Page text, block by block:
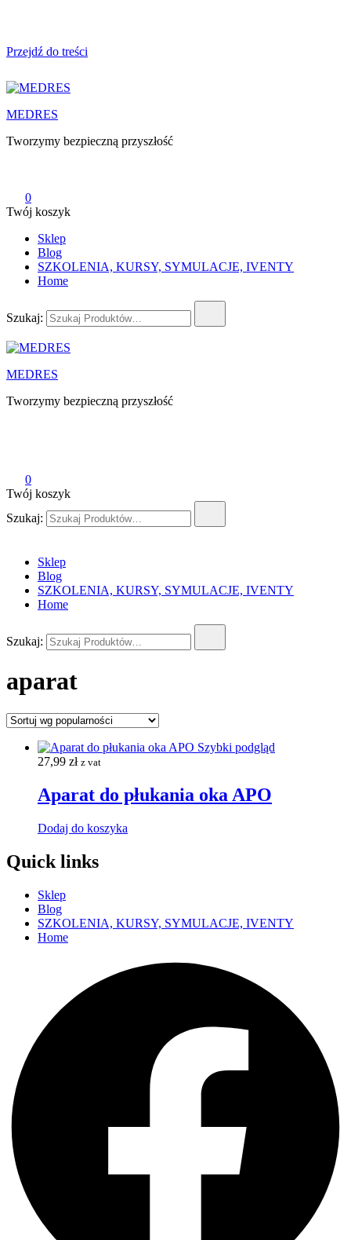
Przejdź do treści
MEDRES
Tworzymy bezpieczną przyszłość
0
Twój koszyk
Sklep
Blog
SZKOLENIA, KURSY, SYMULACJE, IVENTY
Home
Szukaj:
MEDRES
Tworzymy bezpieczną przyszłość
0
Twój koszyk
Szukaj:
Sklep
Blog
SZKOLENIA, KURSY, SYMULACJE, IVENTY
Home
Szukaj:
aparat
Szybki podgląd
27,99 zł z vat
Aparat do płukania oka APO
Dodaj do koszyka
Quick links
Sklep
Blog
SZKOLENIA, KURSY, SYMULACJE, IVENTY
Home